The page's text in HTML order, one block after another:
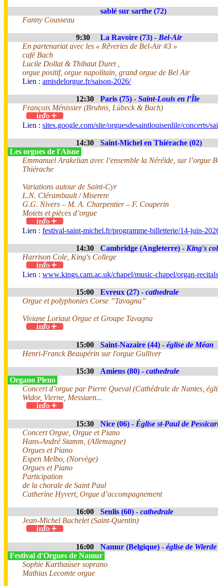
sablé sur sarthe (72)
Fanny Cousseau
9:30 La Ravoire (73) - Bel-Air
En partenariat avec les « Rêveries de Bel-Air #3 »
café Bach
Lucile Dollat & Thibaut Duret ,
orgue positif, orgue napolitain, grand orgue de Bel Air
Lien : amisdelorgue.fr/saison-2026/
12:30 Paris (75) - Saint-Louis en l’Île
François Ménissier (Bruhns, Lübeck & Bach)
Lien : sites.google.com/site/orguesdesaintlouisenlile/concerts/
14:30
Saint-Michel en Thiérache (02)
Les orgues de l'Aisne
Emmanuel Arakelian avec l’ensemble la Néréide, sur l’orgue
Thiérache
Variations autour de Saint-Cyr
L.N. Clérambault / Miserere
G.G. Nivers – M. A. Charpentier – F. Couperin
Motets et pièces d’orgue
Lien : festival-saint-michel.fr/programme-billetterie/14-juin-
14:30 Cambridge (Angleterre) - King's
Harrison Cole, King's College
Lien : www.kings.cam.ac.uk/chapel/music-chapel/organ-recitals
15:00 Evreux (27) - cathedrale
Orgue et polyphonies Corse ”Tavagna”
Viviane Loriaut Orgue et Groupe Tavagna
15:00 Saint-Nazaire (44) - église de Méan
Henri-Franck Beaupérin sur l'orgue Gulliver
15:30 Amiens (80) - cathedrale
Organo Pleno
Concert d’orgue par Pierre Queval (Cathédrale de Nantes,
Widor, Vierne, Messiaen...
15:30 Nice (06) - Église st-Paul de
Concert Orgue, Orgue et Piano
Hans-André Stamm, (Allemagne)
Orgues et Piano
Espen Melbo, (Norvège)
Orgues et Piano
Participation
de la chorale de Saint Paul
Catherine Hyvert, Orgue d’accompagnement
16:00 Senlis (60) - cathedrale
Jean-Michel Bachelet (Saint-Quentin)
16:00 Namur (Belgique) - église de Wierde
Festival d'Orgues de Namur
Sophie Karthaüser soprano
Mathias Lecomte orgue